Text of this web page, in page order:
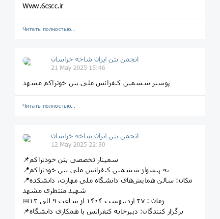
Www.6cscc.ir
Читать полностью…
انجمن بتن ایران شاخه خراسان
21 May 2025 15:46
پوستر ششمین کنفرانس ملی بتن خوتراکم مشهد
Читать полностью…
انجمن بتن ایران شاخه خراسان
12 May 2025 22:30
📌سمینار تخصصی بتن خودتراکم
📍به پیشواز ششمین کنفرانس ملی بتن خودتراکم
📍مکان: سالن همایش‌های دانشگاه ملی مهارت، دانشکده
شهید منتظری مشهد
📅زمان : ۲۷ اردیبهشت ۱۴۰۴ از ساعت ۹ الی ۱۳
📌برگزار کنندگان: دبیرخانه کنفرانس با همکاری دانشگاه